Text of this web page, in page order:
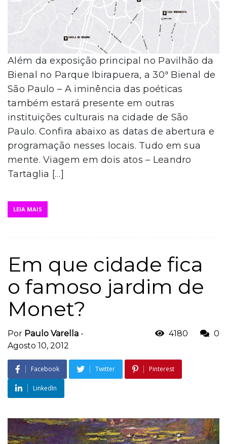
Além da exposição principal no Pavilhão da
Bienal no Parque Ibirapuera, a 30ª Bienal de
São Paulo – A iminência das poéticas
também estará presente em outras
instituições culturais na cidade de São
Paulo. Confira abaixo as datas de abertura e
programação nesses locais. Tudo em sua
mente. Viagem em dois atos – Leandro
Tartaglia […]
LEIA MAIS
Em que cidade fica
o famoso jardim de
Monet?
Por Paulo Varella -
Agosto 10, 2012
4180 0
Facebook Twitter Pinterest
LinkedIn